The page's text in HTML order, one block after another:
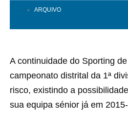
ARQUIVO
A continuidade do Sporting
campeonato distrital da 1ª
risco, existindo a
sua equipa sénior já em